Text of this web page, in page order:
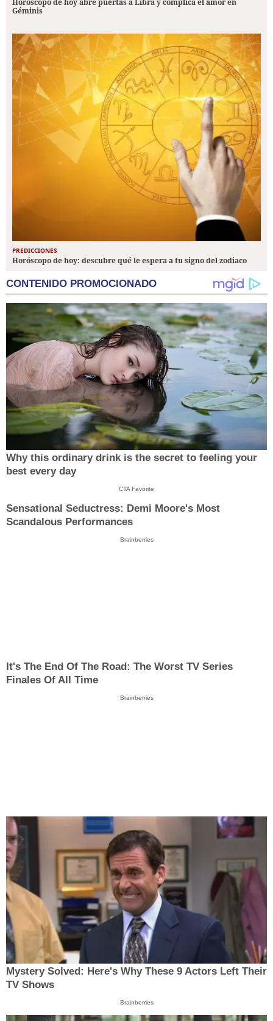
Géminis
PREDICCIONES
Horóscopo de hoy: descubre qué le espera a tu signo del zodiaco
CONTENIDO PROMOCIONADO
Why this ordinary drink is the secret to feeling your
best every day
CTA Favorite
Sensational Seductress: Demi Moore's Most
Scandalous Performances
Brainberries
It's The End Of The Road: The Worst TV Series
Finales Of All Time
Brainberries
Mystery Solved: Here's Why These 9 Actors Left Their
TV Shows
Brainberries